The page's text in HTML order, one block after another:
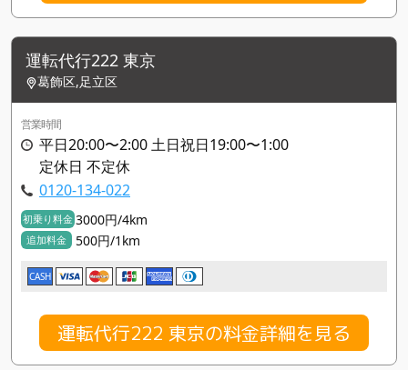
運転代行222 東京
葛飾区,足立区
営業時間
平日20:00〜2:00 土日祝日19:00〜1:00
定休日 不定休
0120-134-022
初乗り料金 3000円/4km
追加料金 500円/1km
CASH
運転代行222 東京の料金詳細を見る